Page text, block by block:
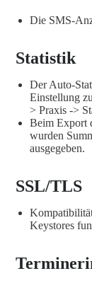
Die SMS-
Statistik
Der Auto-
Einstellung
> Praxis ->
Beim Export
wurden
ausgegeben.
SSL/TLS
Keystores